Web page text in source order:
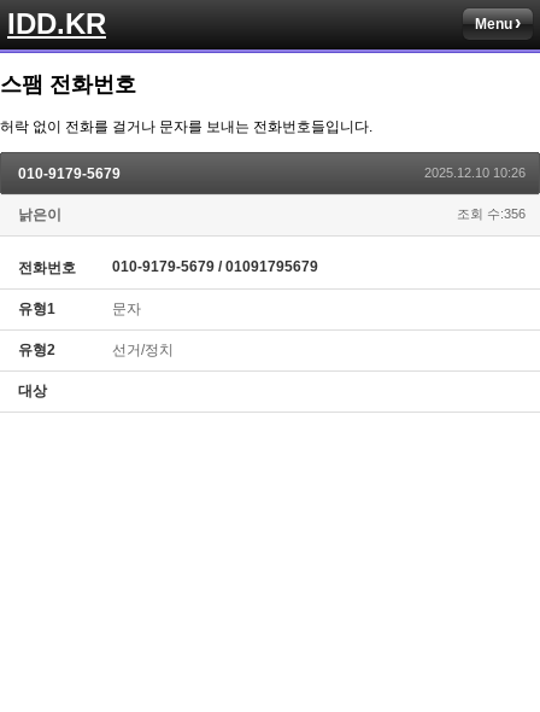
IDD.KR Menu
스팸 전화번호
허락 없이 전화를 걸거나 문자를 보내는 전화번호들입니다.
010-9179-5679 2025.12.10 10:26
낡은이 조회 수:356
전화번호 010-9179-5679 / 01091795679
유형1 문자
유형2 선거/정치
대상